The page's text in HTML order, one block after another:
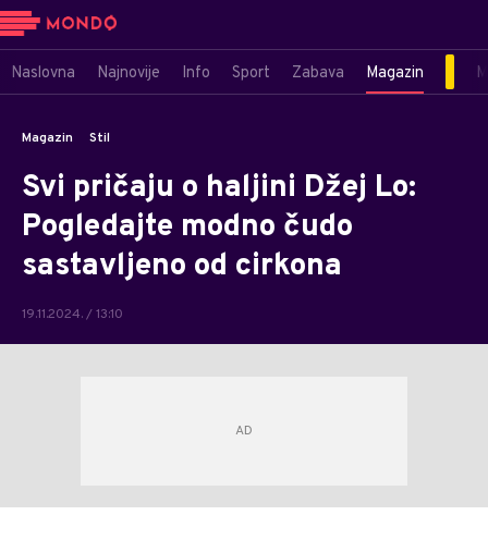
Naslovna Najnovije Info Sport Zabava Magazin
Magazin Stil
Svi pričaju o haljini Džej Lo:
Pogledajte modno čudo
sastavljeno od cirkona
19.11.2024. / 13:10